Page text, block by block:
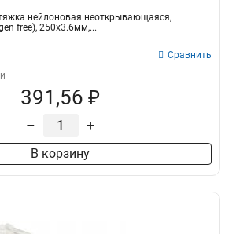
нейлоновая неоткрывающаяся,
free), 250x3.6мм,...
Сравнить
391,56 ₽
– +
В корзину